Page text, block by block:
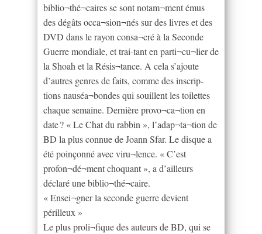
biblio¬thé¬caires se sont notam¬ment émus
des dégâts occa¬sion¬nés sur des livres et des
DVD dans le rayon consa¬cré à la Seconde
Guerre mondiale, et trai-tant en parti¬cu¬lier de
la Shoah et la Résis¬tance. A cela s’ajoute
d’autres genres de faits, comme des inscrip-
tions nauséa¬bondes qui souillent les toilettes
chaque semaine. Dernière provo¬ca¬tion en
date ? « Le Chat du rabbin », l’adap¬ta¬tion de
BD la plus connue de Joann Sfar. Le disque a
été poinçonné avec viru¬lence. « C’est
profon¬dé¬ment choquant », a d’ailleurs
déclaré une biblio¬thé¬caire.
« Ensei¬gner la seconde guerre devient
périlleux »
Le plus proli¬fique des auteurs de BD, qui se